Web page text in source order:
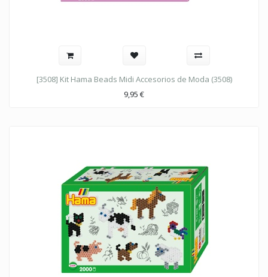
[3508] Kit Hama Beads Midi Accesorios de Moda (3508)
9,95 €